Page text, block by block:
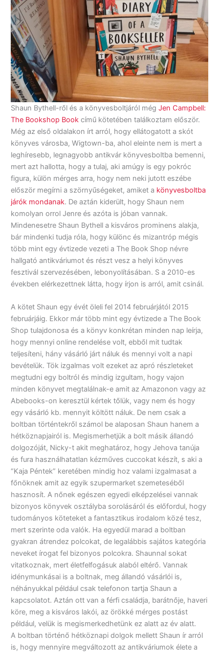
Shaun Bythell-ről és a könyvesboltjáról mégJen Campbell:
The Bookshop Book című kötetében találkoztam először.
Még az első oldalakon írt arról, hogy ellátogatott a skót
könyves városba, Wigtown-ba, ahol eleinte nem is mert a
leghíresebb, legnagyobb antikvár könyvesboltba bemenni,
mert azt hallotta, hogy a tulaj, aki amúgy is egy pokróc
figura, külön mérges arra, hogy nem neki jutott eszébe
először megírni a szörnyűségeket, amiket a könyvesboltba
járók mondanak. De aztán kiderült, hogy Shaun nem
komolyan orrol Jenre és azóta is jóban vannak.
Mindenesetre Shaun Bythell a kisváros prominens alakja,
bár mindenki tudja róla, hogy különc és mizantróp mégis
több mint egy évtizede vezeti a The Book Shop névre
hallgató antikváriumot és részt vesz a helyi könyves
fesztivál szervezésében, lebonyolításában. S a 2010-es
években elérkezettnek látta, hogy írjon is arról, amit csinál.
A kötet Shaun egy évét öleli fel 2014 februárjától 2015
februárjáig. Ekkor már több mint egy évtizede a The Book
Shop tulajdonosa és a könyv konkrétan minden nap leírja,
hogy mennyi online rendelése volt, ebből mit tudtak
teljesíteni, hány vásárló járt náluk és mennyi volt a napi
bevételük. Tök izgalmas volt ezeket az apró részleteket
megtudni egy boltról és mindig izgultam, hogy vajon
minden könyvet megtalálnak-e amit az Amazonon vagy az
Abebooks-on keresztül kértek tőlük, vagy nem és hogy
egy vásárló kb. mennyit költött náluk. De nem csak a
boltban történtekről számol be alaposan Shaun hanem a
hétköznapjairól is. Megismerhetjük a bolt másik állandó
dolgozóját, Nicky-t akit meghatároz, hogy Jehova tanúja
és fura használhatatlan kézműves cuccokat készít, s aki a
“Kaja Péntek” keretében mindig hoz valami izgalmasat a
főnöknek amit az egyik szupermarket szemeteséből
hasznosít. A nőnek egészen egyedi elképzelései vannak
bizonyos könyvek osztályba sorolásáról és előfordul, hogy
tudományos köteteket a fantasztikus irodalom közé tesz,
mert szerinte oda valók. Ha egyedül marad a boltban
gyakran átrendez polcokat, de legalábbis sajátos kategória
neveket írogat fel bizonyos polcokra. Shaunnal sokat
vitatkoznak, mert életfelfogásuk alaból eltérő. Vannak
idénymunkásai is a boltnak, meg állandó vásárlói is,
néhányukkal például csak telefonon tartja Shaun a
kapcsolatot. Aztán ott van a férfi családja, barátnője, haveri
köre, meg a kisváros lakói, az örökké mérges postást
például, velük is megismerkedhetünk ez alatt az év alatt.
A boltban történő hétköznapi dolgok mellett Shaun ír arról
is, hogy mennyire megváltozott az antikváriumok élete a